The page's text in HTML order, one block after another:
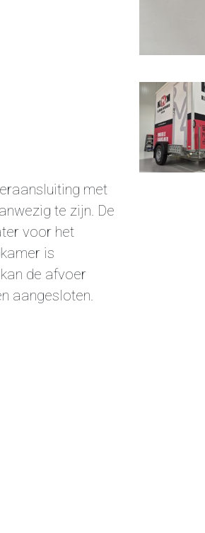
met
te zijn. De
voor het
is
de afvoer
aangesloten.